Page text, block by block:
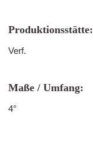
Produktionsstätte:
Verf.
Maße / Umfang:
4°